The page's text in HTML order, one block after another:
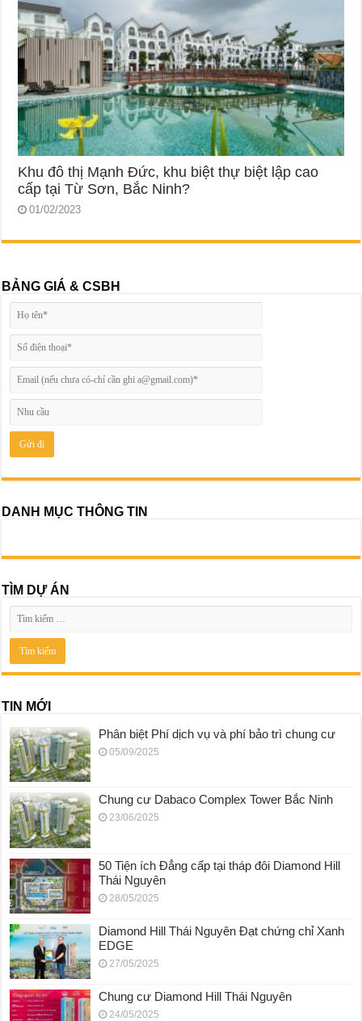
Khu đô thị Mạnh Đức, khu biệt thự biệt lập cao
cấp tại Từ Sơn, Bắc Ninh?
01/02/2023
BẢNG GIÁ & CSBH
DANH MỤC THÔNG TIN
TÌM DỰ ÁN
TIN MỚI
Phân biệt Phí dịch vụ và phí bảo trì chung cư
05/09/2025
Chung cư Dabaco Complex Tower Bắc Ninh
23/06/2025
50 Tiện ích Đẳng cấp tại tháp đôi Diamond Hill
Thái Nguyên
28/05/2025
Diamond Hill Thái Nguyên Đạt chứng chỉ Xanh
EDGE
27/05/2025
Chung cư Diamond Hill Thái Nguyên
24/05/2025